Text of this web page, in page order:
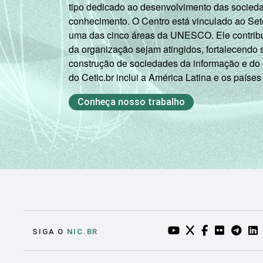
tipo dedicado ao desenvolvimento das
conhecimento. O Centro está vinculado ao
uma das cinco áreas da UNESCO. Ele
da organização sejam atingidos, fortalecendo
construção de sociedades da informação e
do Cetic.br inclui a América Latina e os
Conheça nosso trabalho
SIGA O NIC.BR YOUTUBE DO
TWITTER DO
FACEBOOK
FLICKR